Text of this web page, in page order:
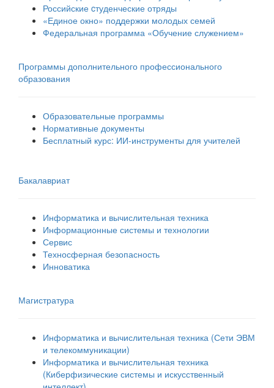
Российские cтуденческие отряды
«Единое окно» поддержки молодых семей
Федеральная программа «Обучение служением»
Программы дополнительного профессионального
образования
Образовательные программы
Нормативные документы
Бесплатный курс: ИИ‑инструменты для учителей
Бакалавриат
Информатика и вычислительная техника
Информационные системы и технологии
Сервис
Техносферная безопасность
Инноватика
Магистратура
Информатика и вычислительная техника (Сети ЭВМ
и телекоммуникации)
Информатика и вычислительная техника
(Киберфизические системы и искусственный